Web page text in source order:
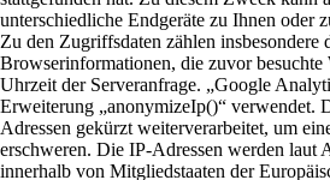
unterschiedliche Endgeräte zu Ihnen oder
Zu den Zugriffsdaten zählen insbesondere
Browserinformationen, die zuvor besuchte
Uhrzeit der Serveranfrage. „Google
Erweiterung „anonymizeIp()“ verwendet.
Adressen gekürzt weiterverarbeitet, um
erschweren. Die IP-Adressen werden laut
innerhalb von Mitgliedstaaten der